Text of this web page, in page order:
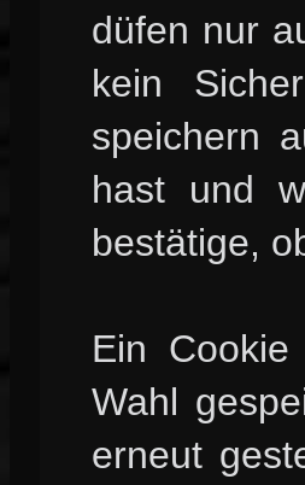
düfen nur
kein
speichern
hast und
bestätige,
Ein
Wahl
erneut